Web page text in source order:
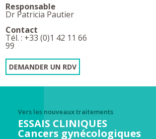
Responsable
Dr Patricia Pautier
Contact
Tél. : +33 (0)1 42 11 66
99
DEMANDER UN RDV
Vers les nouveaux traitements
ESSAIS CLINIQUES
Cancers gynécologiques